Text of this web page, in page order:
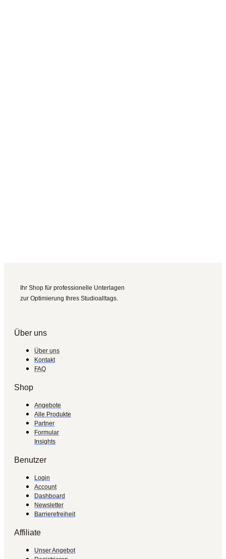
Ihr Shop für professionelle Unterlagen
zur Optimierung Ihres Studioalltags.
Über uns
Über uns
Kontakt
FAQ
Shop
Angebote
Alle Produkte
Partner
Formular
Insights
Benutzer
Login
Account
Dashboard
Newsletter
Barrierefreiheit
Affiliate
Unser Angebot